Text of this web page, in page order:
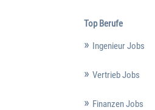
Top Berufe
Ingenieur Jobs
Vertrieb Jobs
Finanzen Jobs